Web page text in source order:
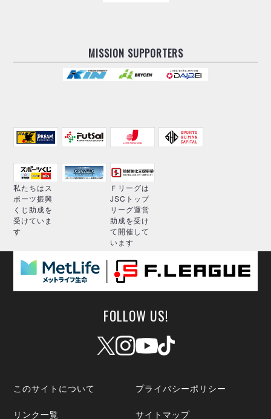
MISSION SUPPORTERS
私たちはス
ポーツ振興
くじ助成を
受けていま
す
Ｆリーグは
JSCトップ
リーグ運営
助成を受け
て開催して
います
FOLLOW US!
このサイトについて プライバシーポリシー
リンク一覧 サイトマップ